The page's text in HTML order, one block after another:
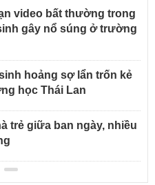
video bất thường trong
gây nổ súng ở trường
hoảng sợ lẩn trốn kẻ
học Thái Lan
trẻ giữa ban ngày, nhiều